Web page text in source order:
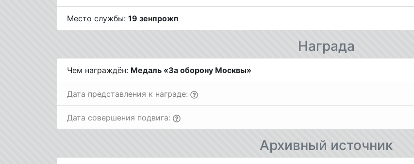
Место службы: 19 зенпрожп
Награда
Чем награждён: Медаль «За оборону Москвы»
Дата представления к награде:
Дата совершения подвига:
Архивный источник